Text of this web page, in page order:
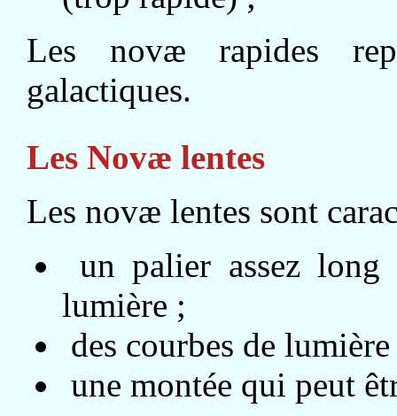
Les novæ rapides
galactiques.
Les Novæ lentes
Les novæ lentes sont
un palier assez
lumière ;
des courbes de
une montée qui peut